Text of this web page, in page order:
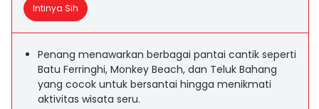
Intinya Sih
Penang menawarkan berbagai pantai cantik seperti
Batu Ferringhi, Monkey Beach, dan Teluk Bahang
yang cocok untuk bersantai hingga menikmati
aktivitas wisata seru.